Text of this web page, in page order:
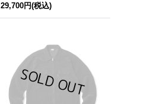
29,700円(税込)